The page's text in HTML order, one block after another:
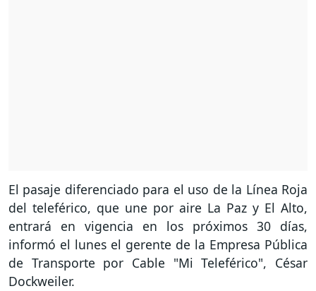
El pasaje diferenciado para el uso de la Línea Roja
del teleférico, que une por aire La Paz y El Alto,
entrará en vigencia en los próximos 30 días,
informó el lunes el gerente de la Empresa Pública
de Transporte por Cable "Mi Teleférico", César
Dockweiler.